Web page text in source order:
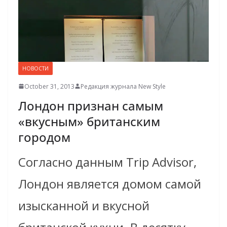
НОВОСТИ
October 31, 2013 Редакция журнала New Style
Лондон признан самым
«вкусным» британским
городом
Согласно данным Trip Advisor,
Лондон является домом самой
изысканной и вкусной